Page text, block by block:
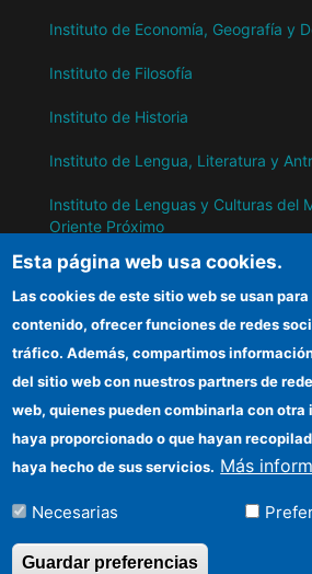
Instituto de Economía, Geografía y
Instituto de Filosofía
Instituto de Historia
Instituto de Lengua, Literatura y
Instituto de Lenguas y Culturas del
Oriente Próximo
Instituto de Políticas y Bienes
IH
Sede electrónica CSIC
Información para proveedores
Organismos financiadores
Cómo llegar
Esta página web usa cookies.
Las cookies de este sitio web se usan
contenido, ofrecer funciones de redes
tráfico. Además, compartimos
del sitio web con nuestros partners de
web, quienes pueden combinarla con
haya proporcionado o que hayan
haya hecho de sus servicios. Más
Necesarias
Guardar preferencias